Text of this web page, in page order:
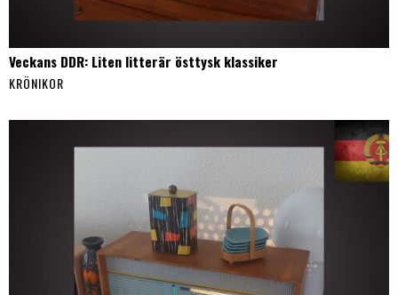
Veckans DDR: Liten litterär östtysk klassiker
KRÖNIKOR